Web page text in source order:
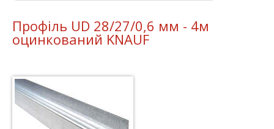
Профіль UD 28/27/0,6 мм - 4м
оцинкований KNAUF